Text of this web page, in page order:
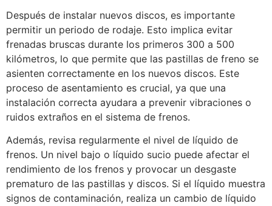
Después de instalar nuevos discos, es importante
permitir un periodo de rodaje. Esto implica evitar
frenadas bruscas durante los primeros 300 a 500
kilómetros, lo que permite que las pastillas de freno se
asienten correctamente en los nuevos discos. Este
proceso de asentamiento es crucial, ya que una
instalación correcta ayudara a prevenir vibraciones o
ruidos extraños en el sistema de frenos.
Además, revisa regularmente el nivel de líquido de
frenos. Un nivel bajo o líquido sucio puede afectar el
rendimiento de los frenos y provocar un desgaste
prematuro de las pastillas y discos. Si el líquido muestra
signos de contaminación, realiza un cambio de líquido